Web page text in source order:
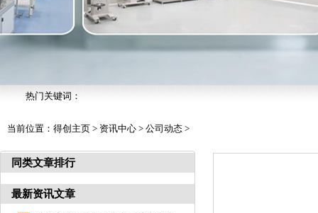
热门关键词：
当前位置： 得创主页 > 资讯中心 > 公司动态 >
同类文章排行
最新资讯文章